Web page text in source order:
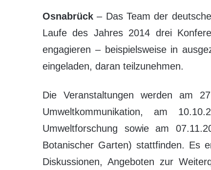
Osnabrück – Das Team der
Laufe des Jahres 2014 drei
engagieren – beispielsweise in
eingeladen, daran teilzunehmen.
Die Veranstaltungen werden am
Umweltkommunikation, am
Umweltforschung sowie am
Botanischer Garten) stattfinden. Es
Diskussionen, Angeboten zur